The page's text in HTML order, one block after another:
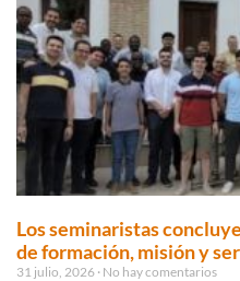
Los seminaristas
de formación, misión y
31 julio, 2026 No hay comentarios